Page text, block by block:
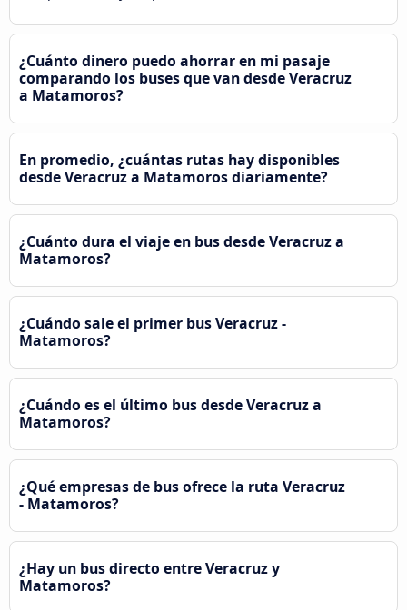
¿Cuánto dinero puedo ahorrar en mi pasaje
comparando los buses que van desde Veracruz
a Matamoros?
En promedio, ¿cuántas rutas hay disponibles
desde Veracruz a Matamoros diariamente?
¿Cuánto dura el viaje en bus desde Veracruz a
Matamoros?
¿Cuándo sale el primer bus Veracruz -
Matamoros?
¿Cuándo es el último bus desde Veracruz a
Matamoros?
¿Qué empresas de bus ofrece la ruta Veracruz
- Matamoros?
¿Hay un bus directo entre Veracruz y
Matamoros?